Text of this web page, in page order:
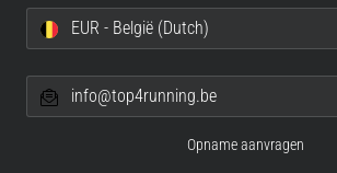
EUR - België (Dutch)
info@top4running.be
Opname aanvragen